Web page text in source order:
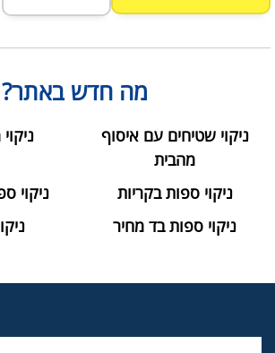
מה חדש באתר?
ניקוי שטיחים עם איסוף
מהבית
ניקוי ספות בקריות
ניקוי
ניקוי ספות בד מחיר